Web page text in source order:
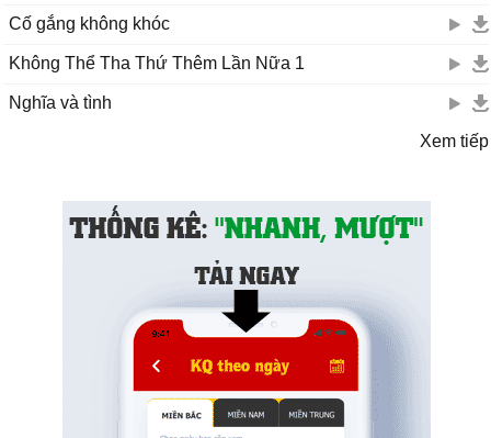
Cố gắng không khóc
Không Thể Tha Thứ Thêm Lần Nữa 1
Nghĩa và tình
Xem tiếp